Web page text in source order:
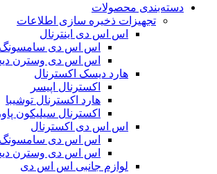
دسته‌بندی محصولات
تجهیزات ذخیره سازی اطلاعات
اس اس دی اینترنال
اس اس دی سامسونگ
اس اس دی وسترن
هارد دیسک اکسترنال
اکسترنال اپیسر
هارد اکسترنال توشیبا
اکسترنال سیلیکون پاور
اس اس دی اکسترنال
اس اس دی سامسونگ
اس اس دی وسترن
لوازم جانبی اس اس دی